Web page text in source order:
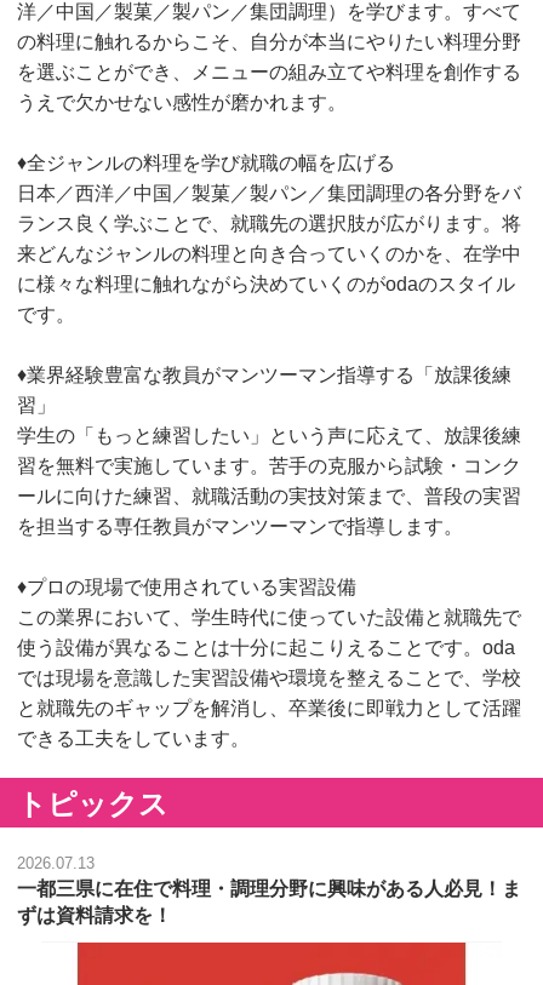
洋／中国／製菓／製パン／集団調理）を学びます。すべて
の料理に触れるからこそ、自分が本当にやりたい料理分野
を選ぶことができ、メニューの組み立てや料理を創作する
うえで欠かせない感性が磨かれます。
♦全ジャンルの料理を学び就職の幅を広げる
日本／西洋／中国／製菓／製パン／集団調理の各分野をバ
ランス良く学ぶことで、就職先の選択肢が広がります。将
来どんなジャンルの料理と向き合っていくのかを、在学中
に様々な料理に触れながら決めていくのがodaのスタイル
です。
♦業界経験豊富な教員がマンツーマン指導する「放課後練
習」
学生の「もっと練習したい」という声に応えて、放課後練
習を無料で実施しています。苦手の克服から試験・コンク
ールに向けた練習、就職活動の実技対策まで、普段の実習
を担当する専任教員がマンツーマンで指導します。
♦プロの現場で使用されている実習設備
この業界において、学生時代に使っていた設備と就職先で
使う設備が異なることは十分に起こりえることです。oda
では現場を意識した実習設備や環境を整えることで、学校
と就職先のギャップを解消し、卒業後に即戦力として活躍
できる工夫をしています。
トピックス
2026.07.13
一都三県に在住で料理・調理分野に興味がある人必見！ま
ずは資料請求を！